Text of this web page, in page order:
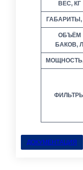
ВЕС, КГ
ГАБАРИТЫ,
ОБЪЁМ
БАКОВ, Л
ФИЛЬТРЫ
ДОКУМЕНТАЦИЯ